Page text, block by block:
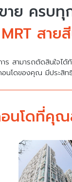
าย ครบทุ
สาย
สามารถตัดสินใจไ
อนโดของคุณ มีประสิ
นโดที่คุณ